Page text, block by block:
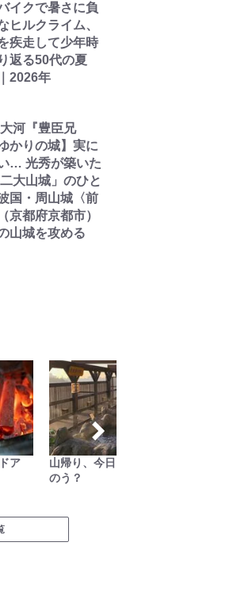
イクで暑さに負
ヒルクライム、
疾走して少年時
返る50代の夏
2026年
大河『豊臣兄
かりの城】実に
… 光秀が築いた
二大山城」のひと
国・周山城〈前
京都府京都市）
山城を攻める
ア
山帰り、今日はどこでとと
のう？